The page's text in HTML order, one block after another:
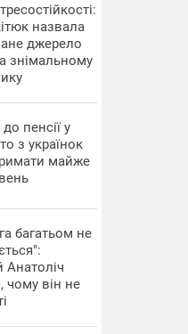
назвала
джерело
знімальному
пенсії у
з українок
майже
багатьом не
Анатоліч
чому він не